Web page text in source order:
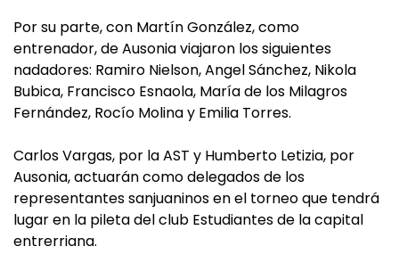
Por su parte, con Martín González, como
entrenador, de Ausonia viajaron los siguientes
nadadores: Ramiro Nielson, Angel Sánchez, Nikola
Bubica, Francisco Esnaola, María de los Milagros
Fernández, Rocío Molina y Emilia Torres.
Carlos Vargas, por la AST y Humberto Letizia, por
Ausonia, actuarán como delegados de los
representantes sanjuaninos en el torneo que tendrá
lugar en la pileta del club Estudiantes de la capital
entrerriana.